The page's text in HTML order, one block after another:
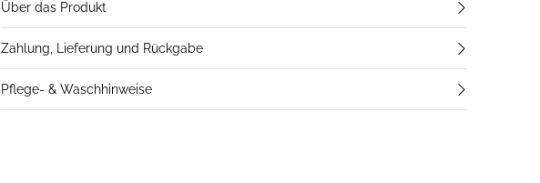
Über das Produkt
Zahlung, Lieferung und Rückgabe
Pflege- & Waschhinweise